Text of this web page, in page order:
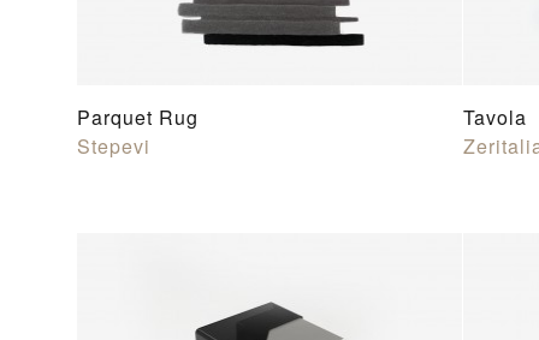
Parquet Rug
Stepevi
Tavola